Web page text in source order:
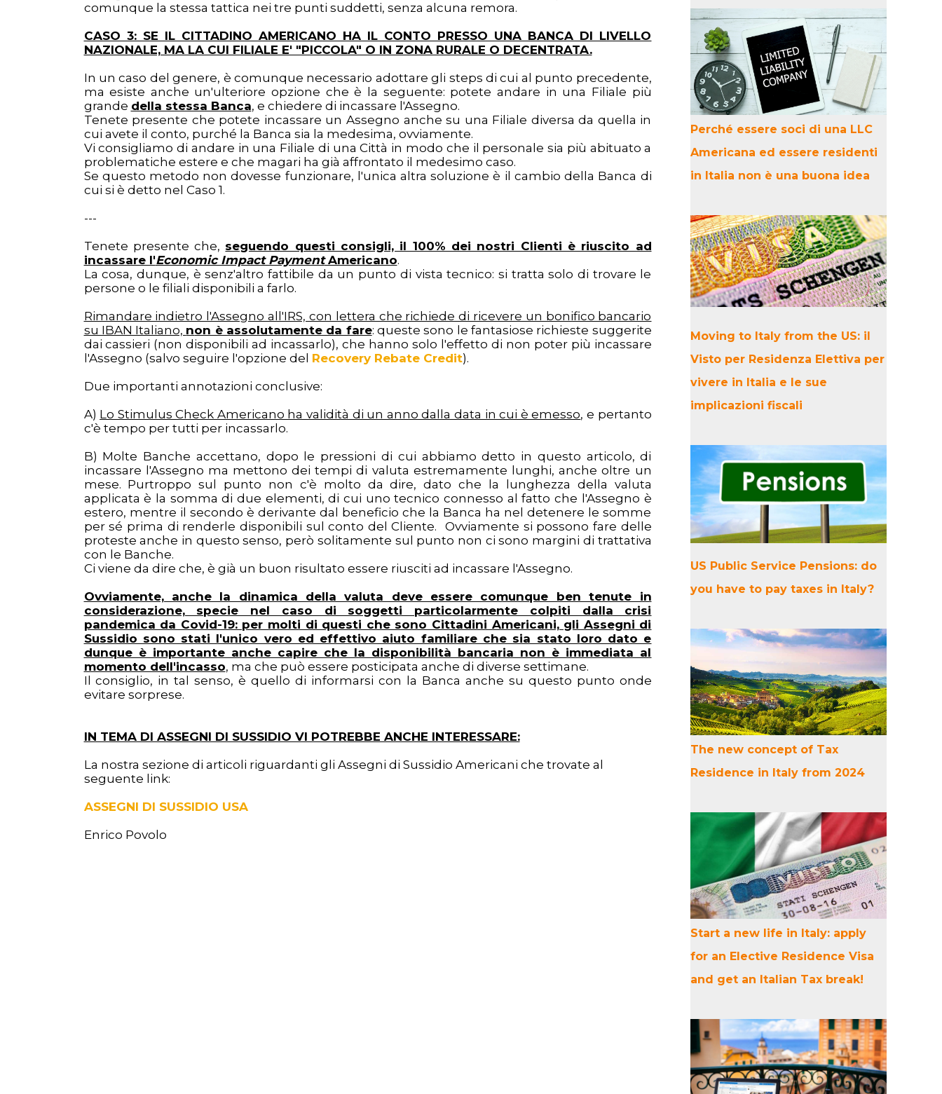
comunque la stessa tattica nei tre punti suddetti, senza alcuna remora.
CASO 3: SE IL CITTADINO AMERICANO HA IL CONTO PRESSO UNA BANCA DI LIVELLO
NAZIONALE, MA LA CUI FILIALE E' "PICCOLA" O IN ZONA RURALE O DECENTRATA.
In un caso del genere, è comunque necessario adottare gli steps di cui al punto precedente,
ma esiste anche un'ulteriore opzione che è la seguente: potete andare in una Filiale più
grande della stessa Banca, e chiedere di incassare l'Assegno.
Tenete presente che potete incassare un Assegno anche su una Filiale diversa da quella in
cui avete il conto, purché la Banca sia la medesima, ovviamente.
Vi consigliamo di andare in una Filiale di una Città in modo che il personale sia più abituato a
problematiche estere e che magari ha già affrontato il medesimo caso.
Se questo metodo non dovesse funzionare, l'unica altra soluzione è il cambio della Banca di
cui si è detto nel Caso 1.
---
Tenete presente che, seguendo questi consigli, il 100% dei nostri Clienti è riuscito ad
incassare l'Economic Impact PaymentAmericano.
La cosa, dunque, è senz'altro fattibile da un punto di vista tecnico: si tratta solo di trovare le
persone o le filiali disponibili a farlo.
Rimandare indietro l'Assegno all'IRS, con lettera che richiede di ricevere un bonifico bancario
su IBAN Italiano, non è assolutamente da fare: queste sono le fantasiose richieste suggerite
dai cassieri (non disponibili ad incassarlo), che hanno solo l'effetto di non poter più incassare
l'Assegno (salvo seguire l'opzione del Recovery Rebate Credit).
Due importanti annotazioni conclusive:
A) Lo Stimulus Check Americano ha validità di un anno dalla data in cui è emesso, e pertanto
c'è tempo per tutti per incassarlo.
B) Molte Banche accettano, dopo le pressioni di cui abbiamo detto in questo articolo, di
incassare l'Assegno ma mettono dei tempi di valuta estremamente lunghi, anche oltre un
mese. Purtroppo sul punto non c'è molto da dire, dato che la lunghezza della valuta
applicata è la somma di due elementi, di cui uno tecnico connesso al fatto che l'Assegno è
estero, mentre il secondo è derivante dal beneficio che la Banca ha nel detenere le somme
per sé prima di renderle disponibili sul conto del Cliente. Ovviamente si possono fare delle
proteste anche in questo senso, però solitamente sul punto non ci sono margini di trattativa
con le Banche.
Ci viene da dire che, è già un buon risultato essere riusciti ad incassare l'Assegno.
Ovviamente, anche la dinamica della valuta deve essere comunque ben tenute in
considerazione, specie nel caso di soggetti particolarmente colpiti dalla crisi
pandemica da Covid-19: per molti di questi che sono Cittadini Americani, gli Assegni di
Sussidio sono stati l'unico vero ed effettivo aiuto familiare che sia stato loro dato e
dunque è importante anche capire che la disponibilità bancaria non è immediata al
momento dell'incasso, ma che può essere posticipata anche di diverse settimane.
Il consiglio, in tal senso, è quello di informarsi con la Banca anche su questo punto onde
evitare sorprese.
IN TEMA DI ASSEGNI DI SUSSIDIO VI POTREBBE ANCHE INTERESSARE:
La nostra sezione di articoli riguardanti gli Assegni di Sussidio Americani che trovate al
seguente link:
ASSEGNI DI SUSSIDIO USA
Enrico Povolo
Perché essere soci di una LLC
Americana ed essere residenti
in Italia non è una buona idea
Moving to Italy from the US: il
Visto per Residenza Elettiva per
vivere in Italia e le sue
implicazioni fiscali
US Public Service Pensions: do
you have to pay taxes in Italy?
The new concept of Tax
Residence in Italy from 2024
Start a new life in Italy: apply
for an Elective Residence Visa
and get an Italian Tax break!